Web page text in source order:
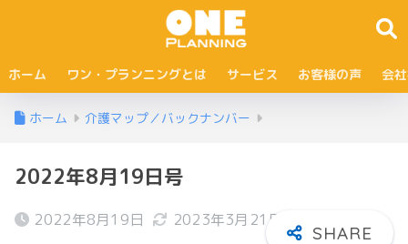
ホーム ワン・プランニングとは サービス お客様の声 会
ホーム 介護マップ／バックナンバー
2022年8月19日号
2022年8月19日 2023年3月21日